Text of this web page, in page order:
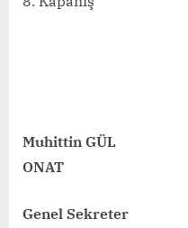
Muhittin
ONAT
Genel